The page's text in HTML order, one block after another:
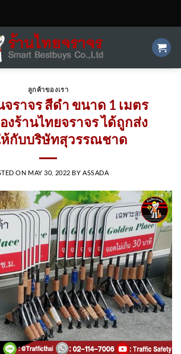
ลูกค้าของเรา
จราจร สีดำ ขนาด 1 เมตร
งร้านไทยจราจร ได้ถูกส่ง
กับบริษัทสุวรรณชาด
ON MAY 30, 2022 BY ASSADA